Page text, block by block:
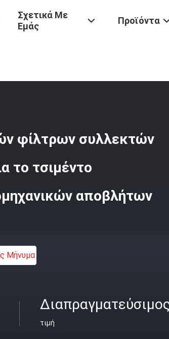
Σχετικά Με
Εμάς
Προϊόντα
Υψηλής Θερμοκρασίας
φίλτρων συλλεκτών
το τσιμέντο
αποβλήτων
Μήνυμα
τιμή